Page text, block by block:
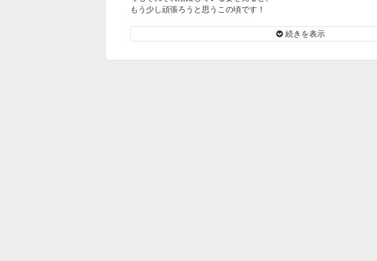
もう少し頑張ろうと思うこの頃です！
どのくらい食べていたのでしょうか？
続きを表示